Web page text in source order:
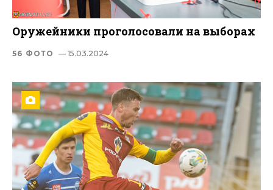
Оружейники проголосовали на выборах
56 ФОТО — 15.03.2024